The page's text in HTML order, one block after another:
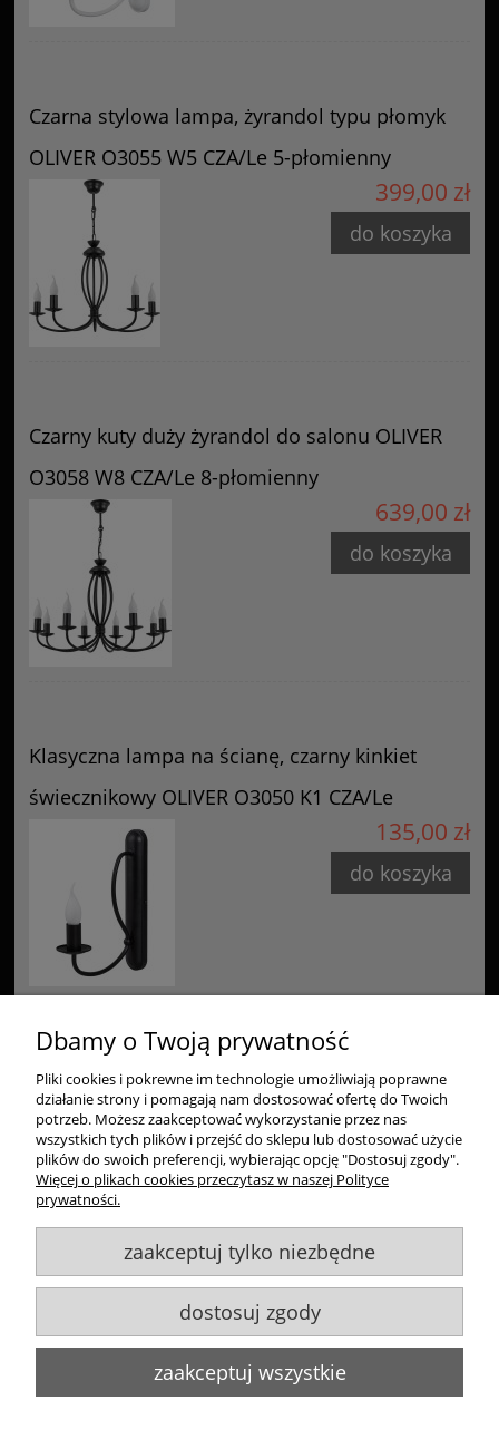
Czarna stylowa lampa, żyrandol typu płomyk
OLIVER O3055 W5 CZA/Le 5-płomienny
399,00 zł
do koszyka
Czarny kuty duży żyrandol do salonu OLIVER
O3058 W8 CZA/Le 8-płomienny
639,00 zł
do koszyka
Klasyczna lampa na ścianę, czarny kinkiet
świecznikowy OLIVER O3050 K1 CZA/Le
135,00 zł
do koszyka
Zakupy
Pomoc
Moje konto
Informacje
, ul. Kukuczki 20/24, 42-224 Częstochowa,
info@goldsun-lampy.pl
Biuro, magazyn, zwroty, odbiór osobisty:ul. Starzyńskiego 6, 42-224
Częstochowa
Wszelkie Prawa Zastrzeżone. ©
Goldsun
2011-2023
Dbamy o Twoją prywatność
Pliki cookies i pokrewne im technologie umożliwiają poprawne
działanie strony i pomagają nam dostosować ofertę do Twoich
potrzeb. Możesz zaakceptować wykorzystanie przez nas
wszystkich tych plików i przejść do sklepu lub dostosować użycie
plików do swoich preferencji, wybierając opcję "Dostosuj zgody".
Więcej o plikach cookies przeczytasz w naszej Polityce
prywatności.
zaakceptuj tylko niezbędne
dostosuj zgody
zaakceptuj wszystkie